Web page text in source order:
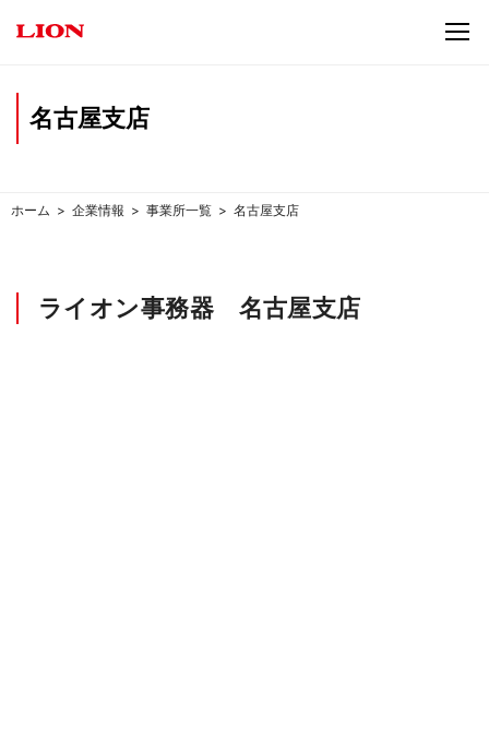
名古屋支店
ホーム 企業情報 事業所一覧 名古屋支店
ライオン事務器 名古屋支店